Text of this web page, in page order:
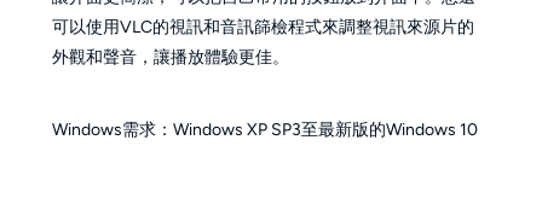
可以使用VLC的視訊和音訊篩檢程式來調整視訊來源片的
外觀和聲音，讓播放體驗更佳。
Windows需求：Windows XP SP3至最新版的Windows 10